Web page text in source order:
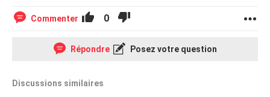
Commenter 0
Répondre Posez votre question
Discussions similaires